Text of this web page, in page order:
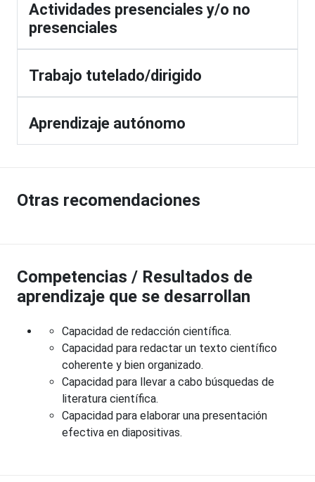
Actividades presenciales y/o no
presenciales
Trabajo tutelado/dirigido
Aprendizaje autónomo
Otras recomendaciones
Competencias / Resultados de
aprendizaje que se desarrollan
Capacidad de redacción científica.
Capacidad para redactar un texto científico
coherente y bien organizado.
Capacidad para llevar a cabo búsquedas de
literatura científica.
Capacidad para elaborar una presentación
efectiva en diapositivas.